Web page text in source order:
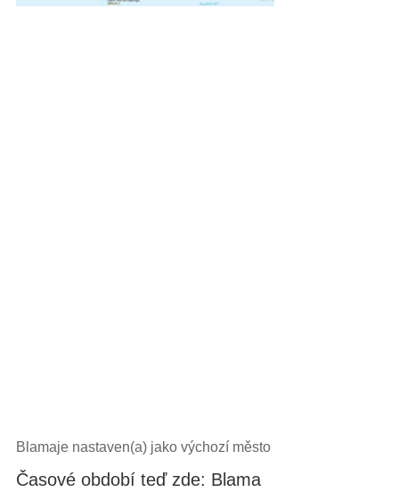
Blamaje nastaven(a) jako výchozí město
Časové období teď zde: Blama